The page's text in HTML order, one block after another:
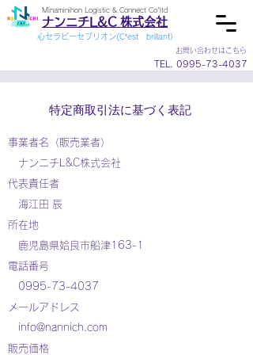
ナンニチL&C 株式会社
心セラピーセブリオン(C’est brillant）
お問い合わせはこちら
TEL. 0995-73-4037
Minaminihon Logistic & Connect Co'ltd
特定商取引法に基づく表記
事業者名（販売業者）
ナンニチL&C株式会社
代表責任者
海江田 辰
所在地
鹿児島県姶良市船津163-1
電話番号
0995-73-4037
メールアドレス
info@nannich.com
販売価格